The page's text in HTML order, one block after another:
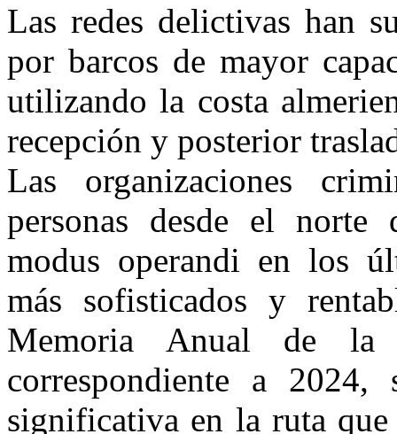
Las redes delictivas han
por barcos de mayor
utilizando la costa
recepción y posterior
Las organizaciones
personas desde el
modus operandi en los
más sofisticados y
Memoria Anual de la
correspondiente a
significativa en la ruta